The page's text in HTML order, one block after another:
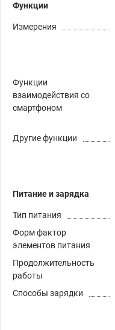
Функции
Измерения
Функции
взаимодействия со
смартфоном
Другие функции
Питание и зарядка
Тип питания
Форм фактор
элементов питания
Продолжительность
работы
Способы зарядки